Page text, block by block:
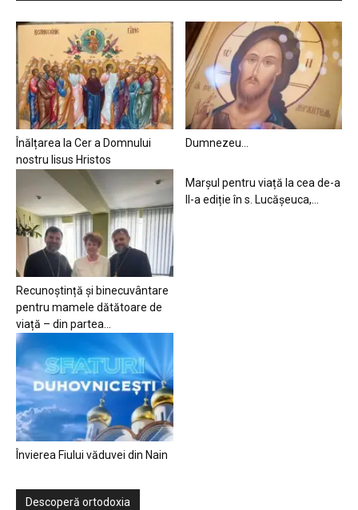
Înălțarea la Cer a Domnului
nostru Iisus Hristos
Dumnezeu…
Recunoștință și binecuvântare
pentru mamele dătătoare de
viață – din partea...
Marșul pentru viață la cea de-a
II-a ediție în s. Lucășeuca,...
Învierea Fiului văduvei din Nain
Descoperă ortodoxia